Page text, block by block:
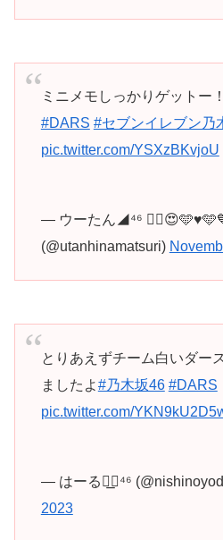
ミニメモしっかりゲットー
#DARS #セブンイレブン乃
pic.twitter.com/YSXzBKvjoU
— ウーたん◢⁴⁶
(@utanhinamatsuri)
とりあえずチーム白いダー
ましたよ#乃木坂46 #DARS
pic.twitter.com/
— はーる◢͟￨⁴⁶
2023